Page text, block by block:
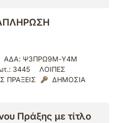
ΑΔΑ: Ψ3ΠΡΩ9Μ-Υ4Μ
3445
ΛΟΙΠΕΣ
ΠΡΑΞΕΙΣ
ΔΗΜΟΣΙΑ
Πράξης με τίτλο